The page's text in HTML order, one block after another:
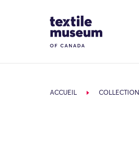
Site Logo
ACCUEIL COLLECTION